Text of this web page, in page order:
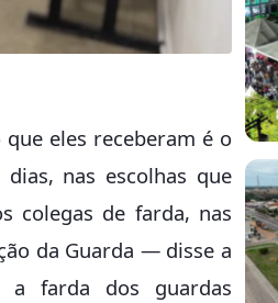
eles receberam é o
nas escolhas que
colegas de farda, nas
da Guarda — disse a
a farda dos guardas